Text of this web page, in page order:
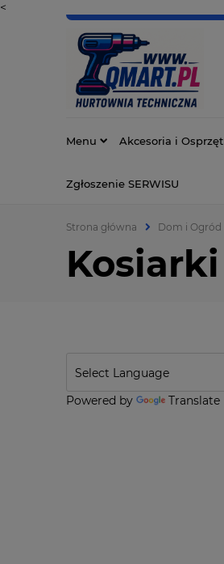
<
Menu Akcesoria i Osprzęt
Zgłoszenie SERWISU
Strona główna Dom i Ogród
Kosiarki
Powered by Translate